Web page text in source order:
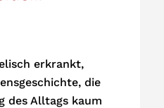
erkrankt,
die
des Alltags kaum